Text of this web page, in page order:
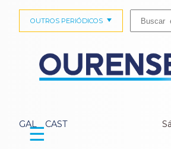
GAL CAST
OUTROS PERIÓDICOS
☰